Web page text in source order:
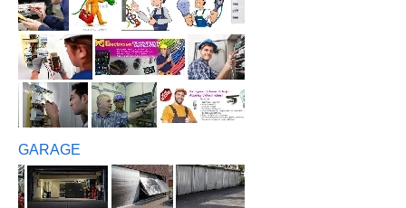
GARAGE